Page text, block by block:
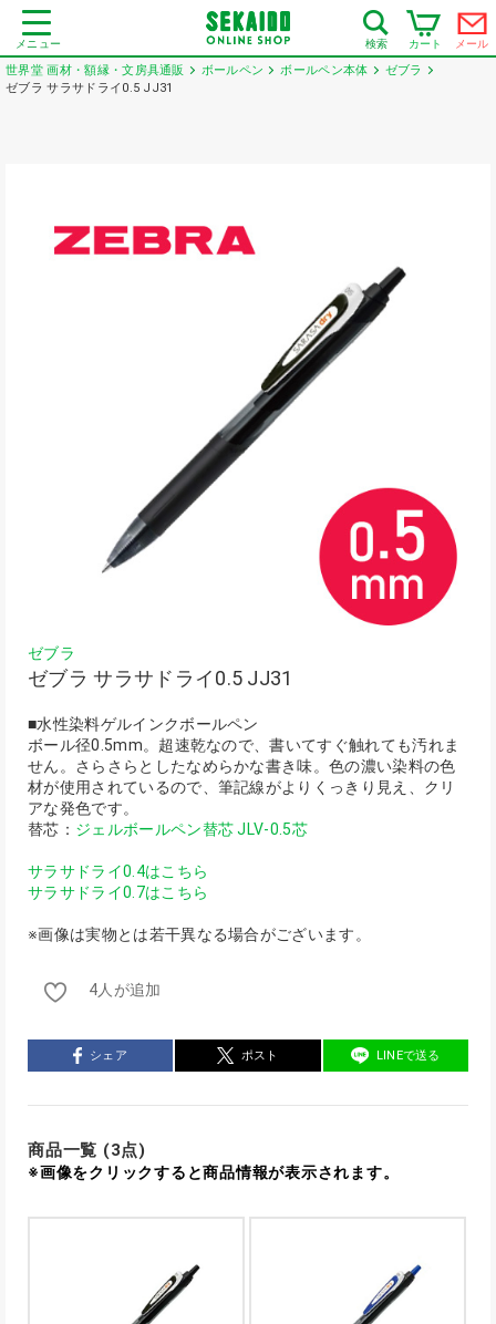
メニュー 検索 カート メール
世界堂 画材・額縁・文房具通販 ボールペン ボールペン本体
ゼブラ
ゼブラ サラサドライ0.5 JJ31
ゼブラ
ゼブラ サラサドライ0.5 JJ31
■水性染料ゲルインクボールペン
ボール径0.5mm。超速乾なので、書いてすぐ触れても汚れま
せん。さらさらとしたなめらかな書き味。色の濃い染料の色
材が使用されているので、筆記線がよりくっきり見え、クリ
アな発色です。
替芯： ジェルボールペン替芯 JLV-0.5芯
サラサドライ0.4はこちら
サラサドライ0.7はこちら
※画像は実物とは若干異なる場合がございます。
4人が追加
シェア ポスト LINEで送る
商品一覧 (3点)
※画像をクリックすると商品情報が表示されます。